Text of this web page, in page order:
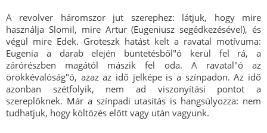
A revolver háromszor jut szerephez: látjuk, hogy mire
használja Slomil, mire Artur (Eugeniusz segédkezésével), és
végül mire Edek. Groteszk hatást kelt a ravatal motívuma:
Eugenia a darab elején büntetésből"ó kerül fel rá, a
zárórészben magától mászik fel oda. A ravatal"ó az
örökkévalóság"ó, azaz az idő jelképe is a színpadon. Az idő
azonban szétfolyik, nem ad viszonyítási pontot a
szereplőknek. Már a színpadi utasítás is hangsúlyozza: nem
tudhatjuk, hogy költözés előtt vagy után vagyunk.